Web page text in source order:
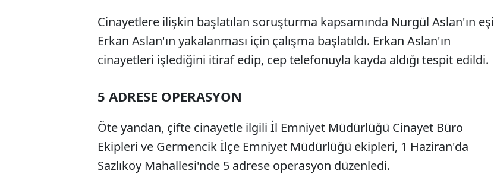
Cinayetlere ilişkin başlatılan soruşturma kapsamında Nurgül Aslan'ın eşi
Erkan Aslan'ın yakalanması için çalışma başlatıldı. Erkan Aslan'ın
cinayetleri işlediğini itiraf edip, cep telefonuyla kayda aldığı tespit edildi.
5 ADRESE OPERASYON
Öte yandan, çifte cinayetle ilgili İl Emniyet Müdürlüğü Cinayet Büro
Ekipleri ve Germencik İlçe Emniyet Müdürlüğü ekipleri, 1 Haziran'da
Sazlıköy Mahallesi'nde 5 adrese operasyon düzenledi.